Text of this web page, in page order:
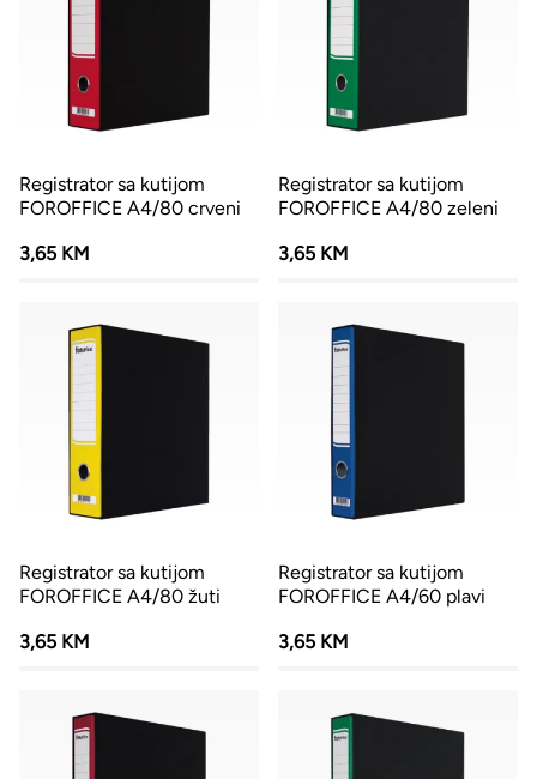
Registrator sa kutijom
FOROFFICE A4/80 crveni
3,65 KM
Registrator sa kutijom
FOROFFICE A4/80 zeleni
3,65 KM
Registrator sa kutijom
FOROFFICE A4/80 žuti
3,65 KM
Registrator sa kutijom
FOROFFICE A4/60 plavi
3,65 KM